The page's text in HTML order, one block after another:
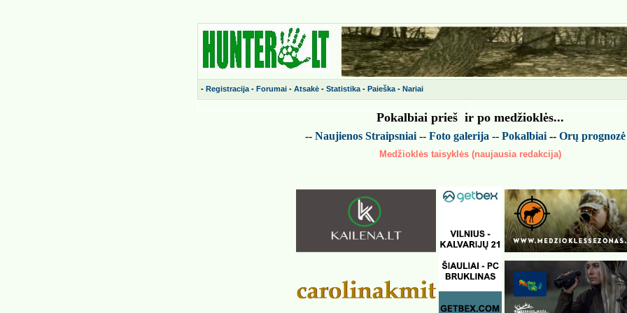
- Registracija - Forumai - Atsakė - Statistika - Paieška - Nariai
Pokalbiai prieš ir po medžioklės...
-- Naujienos Straipsniai -- Foto galerija -- Pokalbiai -- Orų prognozė
Medžioklės taisyklės (naujausia redakcija)